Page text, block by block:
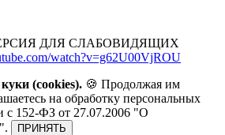
watch?v=g62U00VjROU
(cookies). 🍪 Продолжая им
на обработку персональных
с 152-ФЗ от 27.07.2006 "О
ПРИНЯТЬ